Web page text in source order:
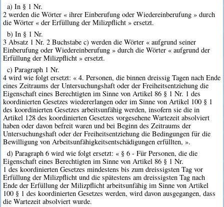
a) In § 1 Nr.
2 werden die Wörter « ihrer Einberufung oder Wiedereinberufung » durch
die Wörter « der Erfüllung der Milizpflicht » ersetzt.
b) In § 1 Nr.
3 Absatz 1 Nr. 2 Buchstabe c) werden die Wörter « aufgrund seiner
Einberufung oder Wiedereinberufung » durch die Wörter « aufgrund der
Erfüllung der Milizpflicht » ersetzt.
c) Paragraph 1 Nr.
4 wird wie folgt ersetzt: « 4. Personen, die binnen dreissig Tagen nach Ende
eines Zeitraums der Untersuchungshaft oder der Freiheitsentziehung die
Eigenschaft eines Berechtigten im Sinne von Artikel 86 § 1 Nr. 1 des
koordinierten Gesetzes wiedererlangen oder im Sinne von Artikel 100 § 1
des koordinierten Gesetzes arbeitsunfähig werden, insofern sie die in
Artikel 128 des koordinierten Gesetzes vorgesehene Wartezeit absolviert
haben oder davon befreit waren und bei Beginn des Zeitraums der
Untersuchungshaft oder der Freiheitsentziehung die Bedingungen für die
Bewilligung von Arbeitsunfähigkeitsentschädigungen erfüllten, ».
d) Paragraph 6 wird wie folgt ersetzt: « § 6 - Für Personen, die die
Eigenschaft eines Berechtigten im Sinne von Artikel 86 § 1 Nr.
1 des koordinierten Gesetzes mindestens bis zum dreissigsten Tag vor
Erfüllung der Milizpflicht und die spätestens am dreissigsten Tag nach
Ende der Erfüllung der Milizpflicht arbeitsunfähig im Sinne von Artikel
100 § 1 des koordinierten Gesetzes werden, wird davon ausgegangen, dass
die Wartezeit absolviert wurde.